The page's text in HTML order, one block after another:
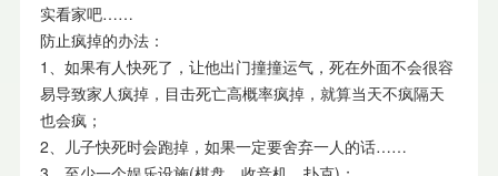
实看家吧……
防止疯掉的办法：
1、如果有人快死了，让他出门撞撞运气，死在外面不会很容
易导致家人疯掉，目击死亡高概率疯掉，就算当天不疯隔天
也会疯；
2、儿子快死时会跑掉，如果一定要舍弃一人的话……